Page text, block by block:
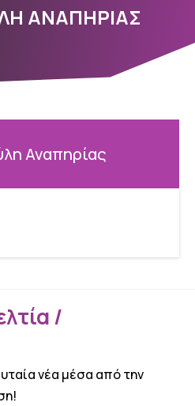
ΑΝΑΠΗΡΙΑΣ
Αναπηρίας
/
νέα μέσα από την